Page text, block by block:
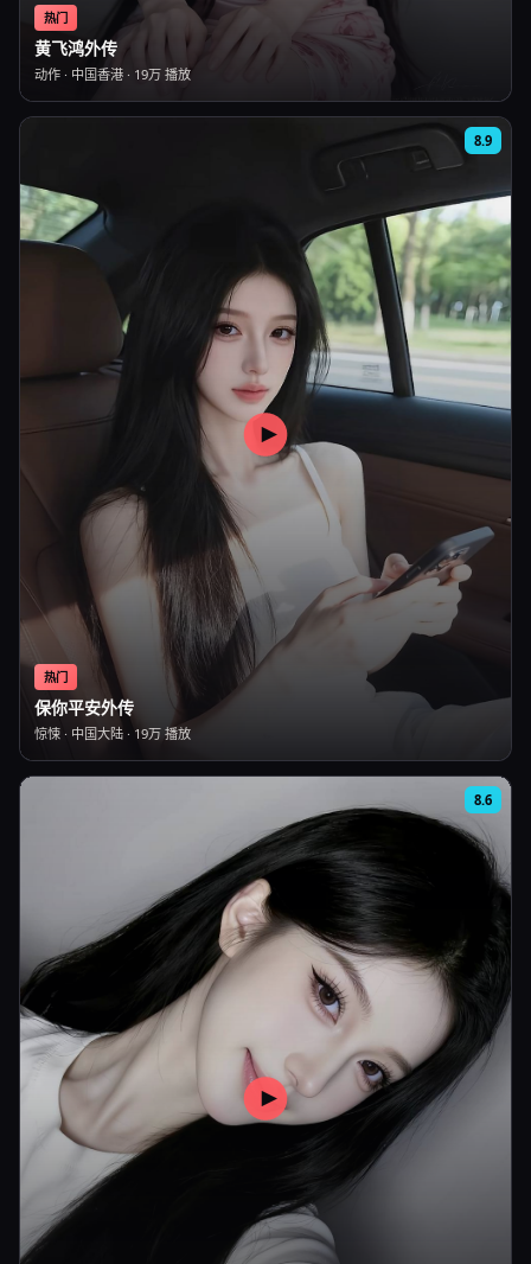
热门
黄飞鸿外传
动作 · 中国香港 · 19万 播放
8.9
热门
保你平安外传
惊悚 · 中国大陆 · 19万 播放
8.6